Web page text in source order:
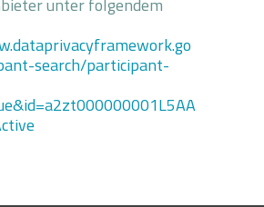
unter folgendem
search/participant-